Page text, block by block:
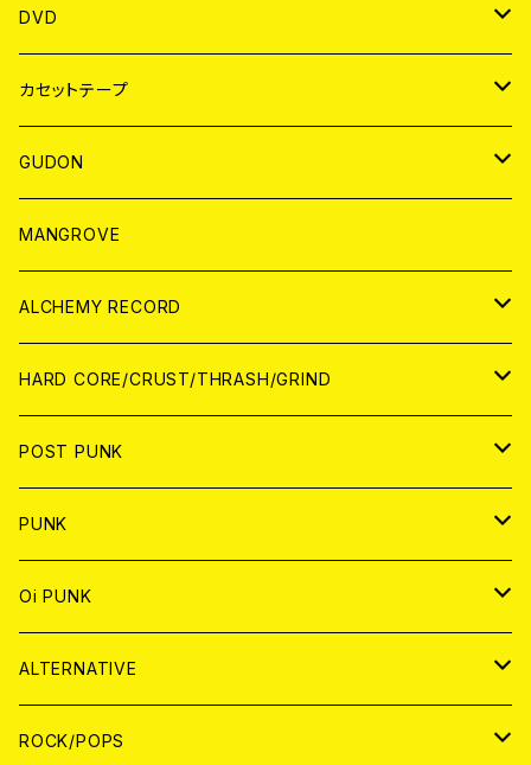
ANALOG
アパレル
BADGE
DVD
JAPAN
WORLD
カセットテープ
JAPAN
WORLD
GUDON
アパレル
PATCH
アナログ
DIGITAL CONTENTS
MANGROVE
ALCHEMY RECORD
CD
ANALOG
HARD CORE/CRUST/THRASH/GRIND
JAPAN
CD
ANALOG
WORLD
CD
ANALOG
POST PUNK
CD
JAPAN
WORLD
ANALOG
JAPAN
WORLD
PUNK
JAPAN
CD
ANALOG
WORLD
CD
Oi PUNK
JAPAN
CD
WOLRD
ALTERNATIVE
JAPAN
ROCK/POPS